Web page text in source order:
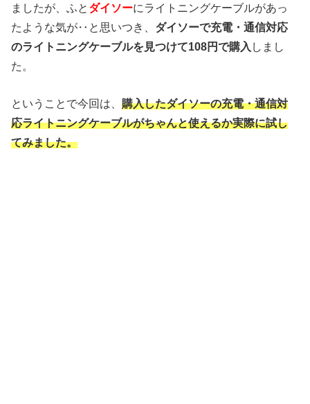
ましたが、ふと ダイソーにライトニングケーブルがあっ
たような気が‥と思いつき、 ダイソーで充電・通信対応
のライトニングケーブルを見つけて108円で購入 しまし
た。
ということで今回は、購入したダイソーの充電・通信対
応ライトニングケーブルがちゃんと使えるか実際に試し
てみました。